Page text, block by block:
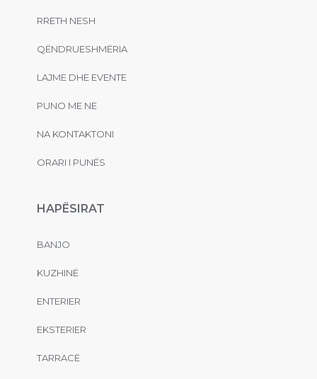
RRETH NESH
QËNDRUESHMËRIA
LAJME DHE EVENTE
PUNO ME NE
NA KONTAKTONI
ORARI I PUNËS
HAPËSIRAT
BANJO
KUZHINË
ENTERIER
EKSTERIER
TARRACË